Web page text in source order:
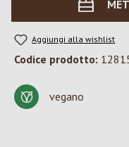
Aggiungi alla wishlist
Codice prodotto:
vegano